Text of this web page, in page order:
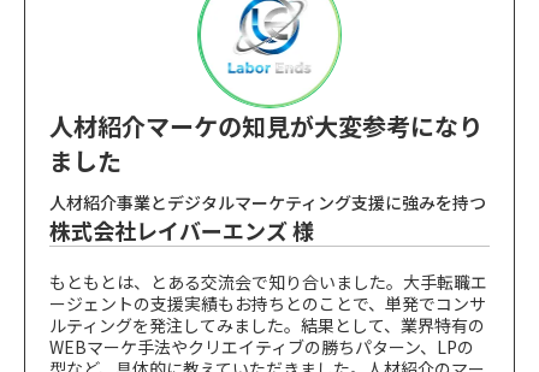
人材紹介マーケの知見が大変参考になり
ました
人材紹介事業とデジタルマーケティング支援に強みを持つ
株式会社レイバーエンズ 様
もともとは、とある交流会で知り合いました。大手転職エ
ージェントの支援実績もお持ちとのことで、単発でコンサ
ルティングを発注してみました。結果として、業界特有の
WEBマーケ手法やクリエイティブの勝ちパターン、LPの